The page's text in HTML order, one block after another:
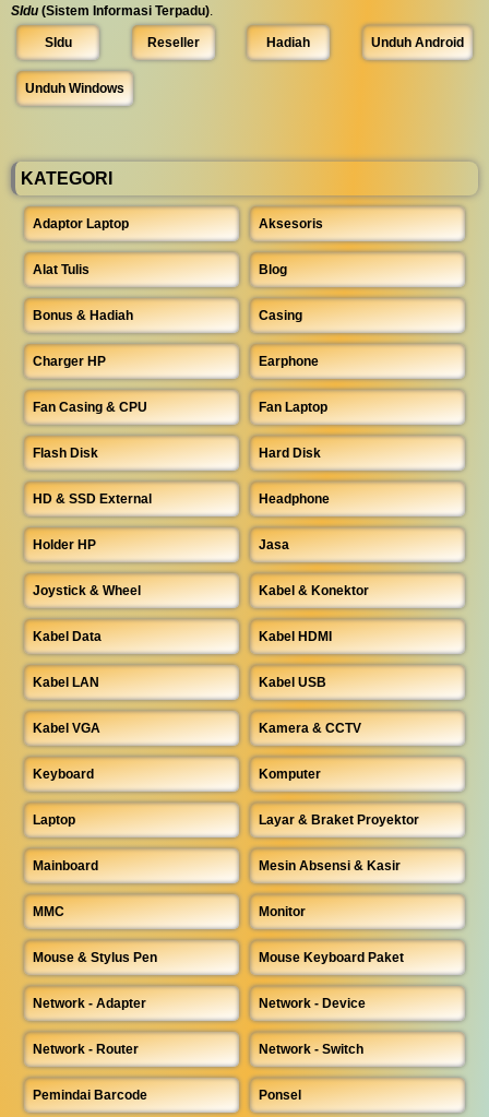
SIdu (Sistem Informasi Terpadu).
SIdu Reseller Hadiah Unduh Android
Unduh Windows
KATEGORI
Adaptor Laptop Aksesoris
Alat Tulis Blog
Bonus & Hadiah Casing
Charger HP Earphone
Fan Casing & CPU Fan Laptop
Flash Disk Hard Disk
HD & SSD External Headphone
Holder HP Jasa
Joystick & Wheel Kabel & Konektor
Kabel Data Kabel HDMI
Kabel LAN Kabel USB
Kabel VGA Kamera & CCTV
Keyboard Komputer
Laptop Layar & Braket Proyektor
Mainboard Mesin Absensi & Kasir
MMC Monitor
Mouse & Stylus Pen Mouse Keyboard Paket
Network - Adapter Network - Device
Network - Router Network - Switch
Pemindai Barcode Ponsel